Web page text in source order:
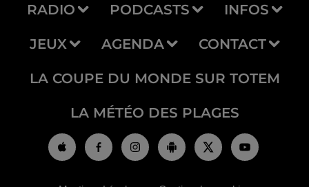
RADIO PODCASTS INFOS
JEUX AGENDA CONTACT
LA COUPE DU MONDE SUR TOTEM
LA MÉTÉO DES PLAGES